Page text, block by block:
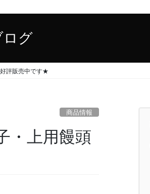
ログ
評販売中です★
商品情報
・上用饅頭